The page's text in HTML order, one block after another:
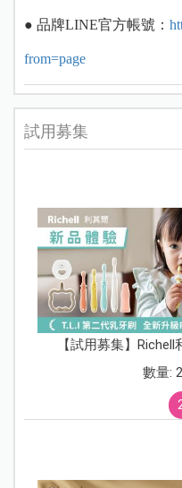
● 品牌LINE官方帳號：
from=page
試用募集
【試用募集】
數量: